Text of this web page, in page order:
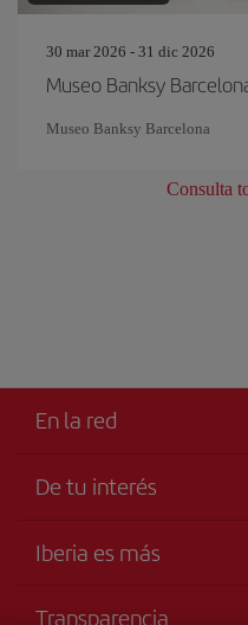
30 mar 2026 - 31 dic 2026
Museo Banksy
Museo Banksy Barcelona
Consulta
En la red
De tu interés
Accesibilidad
Iberia es más
Transparencia